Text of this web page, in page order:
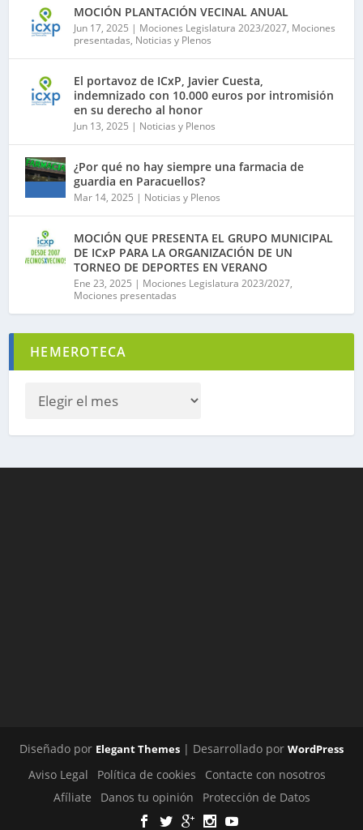
MOCIÓN PLANTACIÓN VECINAL ANUAL
Jun 17, 2025 | Mociones Legislatura 2023/2027, Mociones
presentadas, Noticias y Plenos
El portavoz de ICxP, Javier Cuesta,
indemnizado con 10.000 euros por intromisión
en su derecho al honor
Jun 13, 2025 | Noticias y Plenos
¿Por qué no hay siempre una farmacia de
guardia en Paracuellos?
Mar 14, 2025 | Noticias y Plenos
MOCIÓN QUE PRESENTA EL GRUPO MUNICIPAL
DE ICxP PARA LA ORGANIZACIÓN DE UN
TORNEO DE DEPORTES EN VERANO
Ene 23, 2025 | Mociones Legislatura 2023/2027,
Mociones presentadas
HEMEROTECA
Diseñado por Elegant Themes | Desarrollado por WordPress
Aviso Legal Política de cookies
Contacte con nosotros
Afíliate
Danos tu opinión Protección de Datos